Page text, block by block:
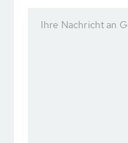
Ihre Nachricht an